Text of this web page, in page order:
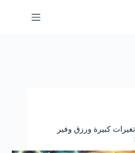
الأبراج 2025 .. تغيرات كبيرة ورزق وفير